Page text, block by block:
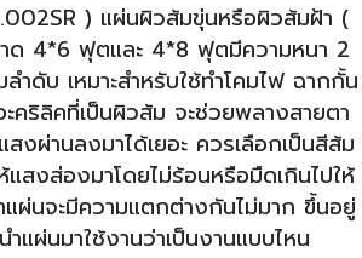
) แผ่นผิวส้มขุ่นหรือผิวส้มฝ้า (
ด 4*6 ฟุตและ 4*8 ฟุตมีความหนา 2
ดับ เหมาะสำหรับใช้ทำโคมไฟ ฉากกั้น
ะคริลิคที่เป็นผิวส้ม จะช่วยพลางสายตา
งผ่านลงมาได้เยอะ ควรเลือกเป็นสีส้ม
สงส่องมาโดยไม่ร้อนหรือมืดเกินไปให้
ผ่นจะมีความแตกต่างกันไม่มาก ขึ้นอยู่
ำแผ่นมาใช้งานว่าเป็นงานแบบไหน